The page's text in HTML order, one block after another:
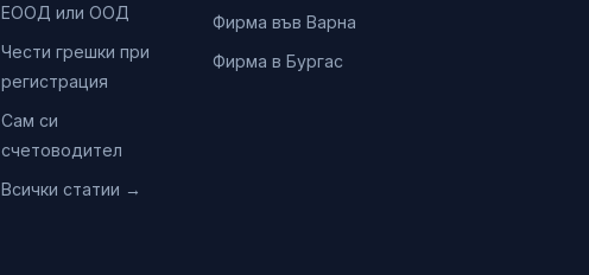
ЕООД или ООД
Чести грешки при
регистрация
Сам си
счетоводител
Всички статии →
Фирма във Варна
Фирма в Бургас